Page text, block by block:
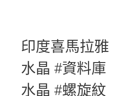
印度喜馬拉雅
水晶 #資料庫
水晶 #螺旋紋